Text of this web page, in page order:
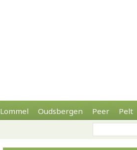
Lommel Oudsbergen Peer Pelt